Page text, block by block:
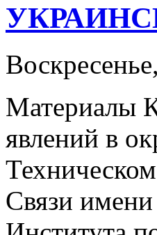
Материалы
явлений в
Связи